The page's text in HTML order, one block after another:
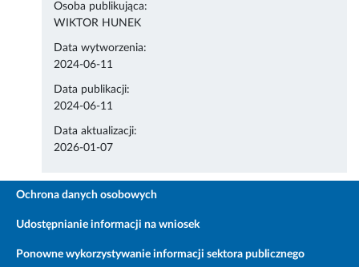
Osoba publikująca:
WIKTOR HUNEK
Data wytworzenia:
2024-06-11
Data publikacji:
2024-06-11
Data aktualizacji:
2026-01-07
Ochrona danych osobowych
Udostępnianie informacji na wniosek
Ponowne wykorzystywanie informacji sektora publicznego